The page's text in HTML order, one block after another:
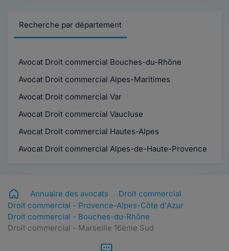
Recherche par département
Avocat Droit commercial Bouches-du-Rhône
Avocat Droit commercial Alpes-Maritimes
Avocat Droit commercial Var
Avocat Droit commercial Vaucluse
Avocat Droit commercial Hautes-Alpes
Avocat Droit commercial Alpes-de-Haute-Provence
Annuaire des avocats
Droit commercial
Droit commercial - Provence-Alpes-Côte d'Azur
Droit commercial - Bouches-du-Rhône
Droit commercial - Marseille 16ème Sud